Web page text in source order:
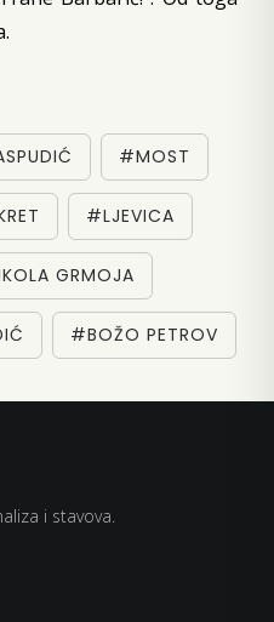
#MOST
#LJEVICA
GRMOJA
#BOŽO PETROV
i stavova.